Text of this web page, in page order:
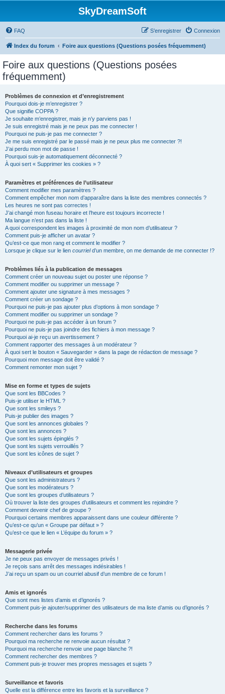
SkyDreamSoft
FAQ Connexion
S’enregistrer
Index du forum Foire aux questions (Questions posées fréquemment)
Foire aux questions (Questions posées
fréquemment)
Problèmes de connexion et d’enregistrement
Pourquoi dois-je m’enregistrer ?
Que signifie COPPA ?
Je souhaite m’enregistrer, mais je n’y parviens pas !
Je suis enregistré mais je ne peux pas me connecter !
Pourquoi ne puis-je pas me connecter ?
Je me suis enregistré par le passé mais je ne peux plus me connecter ?!
J’ai perdu mon mot de passe !
Pourquoi suis-je automatiquement déconnecté ?
À quoi sert « Supprimer les cookies » ?
Paramètres et préférences de l’utilisateur
Comment modifier mes paramètres ?
Comment empêcher mon nom d’apparaître dans la liste des membres connectés ?
Les heures ne sont pas correctes !
J’ai changé mon fuseau horaire et l’heure est toujours incorrecte !
Ma langue n’est pas dans la liste !
A quoi correspondent les images à proximité de mon nom d’utilisateur ?
Comment puis-je afficher un avatar ?
Qu’est-ce que mon rang et comment le modifier ?
Lorsque je clique sur le lien courrield’un membre, on me demande de me connecter !?
Problèmes liés à la publication de messages
Comment créer un nouveau sujet ou poster une réponse ?
Comment modifier ou supprimer un message ?
Comment ajouter une signature à mes messages ?
Comment créer un sondage ?
Pourquoi ne puis-je pas ajouter plus d’options à mon sondage ?
Comment modifier ou supprimer un sondage ?
Pourquoi ne puis-je pas accéder à un forum ?
Pourquoi ne puis-je pas joindre des fichiers à mon message ?
Pourquoi ai-je reçu un avertissement ?
Comment rapporter des messages à un modérateur ?
À quoi sert le bouton « Sauvegarder » dans la page de rédaction de message ?
Pourquoi mon message doit être validé ?
Comment remonter mon sujet ?
Mise en forme et types de sujets
Que sont les BBCodes ?
Puis-je utiliser le HTML ?
Que sont les smileys ?
Puis-je publier des images ?
Que sont les annonces globales ?
Que sont les annonces ?
Que sont les sujets épinglés ?
Que sont les sujets verrouillés ?
Que sont les icônes de sujet ?
Niveaux d’utilisateurs et groupes
Que sont les administrateurs ?
Que sont les modérateurs ?
Que sont les groupes d’utilisateurs ?
Où trouver la liste des groupes d’utilisateurs et comment les rejoindre ?
Comment devenir chef de groupe ?
Pourquoi certains membres apparaissent dans une couleur différente ?
Qu’est-ce qu’un « Groupe par défaut » ?
Qu’est-ce que le lien « L’équipe du forum » ?
Messagerie privée
Je ne peux pas envoyer de messages privés !
Je reçois sans arrêt des messages indésirables !
J’ai reçu un spam ou un courriel abusif d’un membre de ce forum !
Amis et ignorés
Que sont mes listes d’amis et d’ignorés ?
Comment puis-je ajouter/supprimer des utilisateurs de ma liste d’amis ou d’ignorés ?
Recherche dans les forums
Comment rechercher dans les forums ?
Pourquoi ma recherche ne renvoie aucun résultat ?
Pourquoi ma recherche renvoie une page blanche ?!
Comment rechercher des membres ?
Comment puis-je trouver mes propres messages et sujets ?
Surveillance et favoris
Quelle est la différence entre les favoris et la surveillance ?